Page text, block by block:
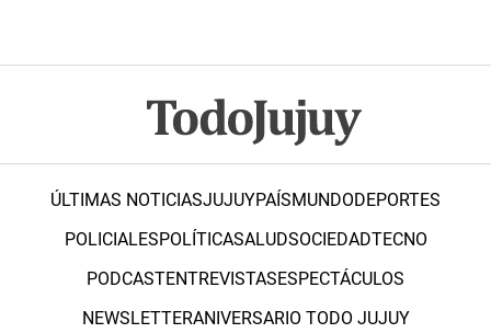
ÚLTIMAS NOTICIASJUJUYPAÍSMUNDODEPORTES
POLICIALESPOLÍTICASALUDSOCIEDADTECNO
PODCASTENTREVISTASESPECTÁCULOS
NEWSLETTERANIVERSARIO TODO JUJUY